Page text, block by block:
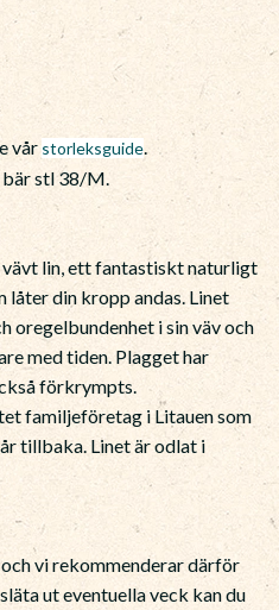
vår storleksguide.
bär stl 38/M.
vävt lin, ett fantastiskt naturligt
din kropp andas. Linet
oregelbundenhet i sin väv och
med tiden. Plagget har
förkrympts.
familjeföretag i Litauen som
tillbaka. Linet är odlat i
vi rekommenderar därför
ut eventuella veck kan du